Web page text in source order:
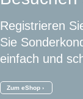
Registrieren
Sie
einfach und
Zum eShop